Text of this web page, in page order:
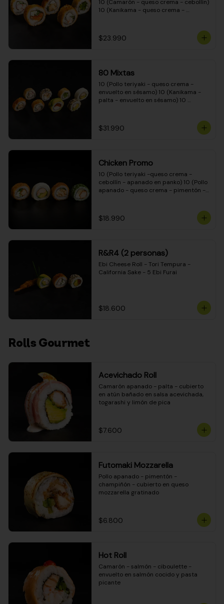
10 (Camarón - queso crema - cebollín)
10 (Kanikama - queso crema -
crema - cebollín)
$23.990
80 Mixtas
10 (Pollo teriyaki - queso crema -
envuelto en sésamo) 10 (Kanikama -
palta - envuelto en sésamo) 10
envuelto en queso crema) 10
(Camarón - queso crema - cebollín -
teriyaki - queso crema - cebollín -
envuelto en masa tempura) 10
(Pimentón - queso crema - cebollín -
envuelto en masa tempura)
$31.990
Chicken Promo
10 (Pollo teriyaki -queso crema -
cebollín - apanado en panko) 10 (Pollo
apanado - queso crema - pimentón -
ciboulette) 10 (Pollo teriyaki - palta -
envuelto en queso crema)
$18.990
R&R4 (2 personas)
Ebi Cheese Roll - Tori Tempura -
California Sake - 5 Ebi Furai
$18.600
Rolls Gourmet
Acevichado Roll
Camarón apanado - palta - cubierto
en atún bañado en salsa acevichada,
togarashi y limón de pica
$7.600
Futomaki Mozzarella
Pollo apanado - pimentón -
champiñón - cubierto en queso
mozzarella gratinado
$6.800
Hot Roll
Camarón - salmón - ciboulette -
envuelto en salmón cocido y pasta
picante